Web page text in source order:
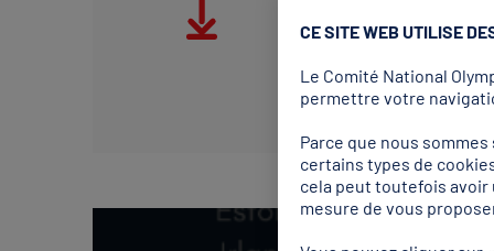
CE SITE WEB UTILISE
Le Comité National
permettre votre
Parce que nous
certains types de
cela peut toutefois avoir
mesure de vous